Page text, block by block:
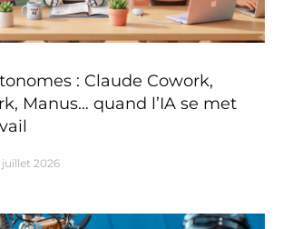
: Claude Cowork,
Manus… quand l’IA se met
juillet 2026